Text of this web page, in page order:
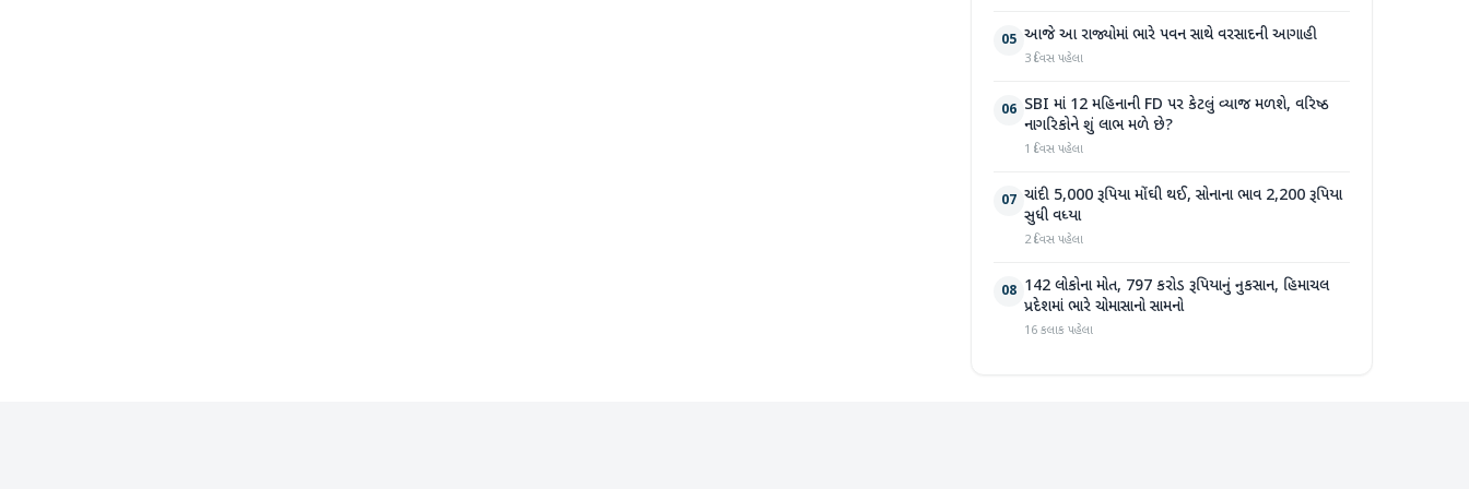
05 આજે આ રાજ્યોમાં ભારે પવન સાથે વરસાદની આગાહી
3 દિવસ પહેલા
06 SBI માં 12 મહિનાની FD પર કેટલું વ્યાજ મળશે, વરિષ્ઠ
નાગરિકોને શું લાભ મળે છે?
1 દિવસ પહેલા
07 ચાંદી 5,000 રૂપિયા મોંઘી થઈ, સોનાના ભાવ 2,200 રૂપિયા
સુધી વધ્યા
2 દિવસ પહેલા
08 142 લોકોના મોત, 797 કરોડ રૂપિયાનું નુકસાન, હિમાચલ
પ્રદેશમાં ભારે ચોમાસાનો સામનો
16 કલાક પહેલા